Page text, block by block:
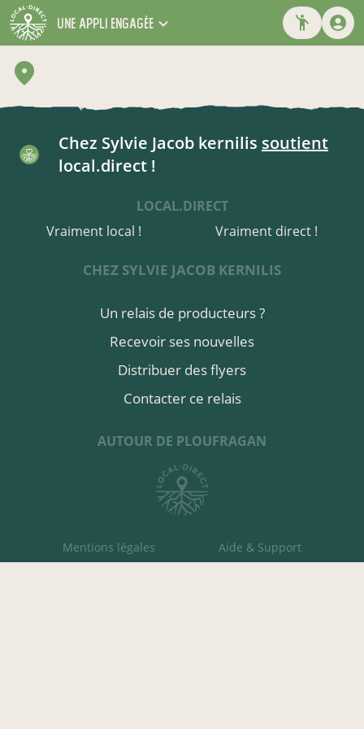
une appli engagée
Chez Sylvie Jacob kernilis soutient
local.direct !
LOCAL.DIRECT
Vraiment local !
Vraiment direct !
CHEZ SYLVIE JACOB KERNILIS
Un relais de producteurs ?
Recevoir ses nouvelles
Distribuer des flyers
Contacter ce relais
AUTOUR DE PLOUFRAGAN
Mentions légales Aide & Support